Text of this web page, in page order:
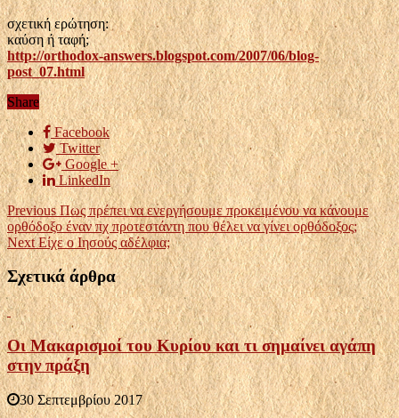
σχετική ερώτηση:
καύση ή ταφή;
http://orthodox-answers.blogspot.com/2007/06/blog-
post_07.html
Share
Facebook
Twitter
Google +
LinkedIn
PreviousΠως πρέπει να ενεργήσουμε προκειμένου να κάνουμε
ορθόδοξο έναν πχ προτεστάντη που θέλει να γίνει ορθόδοξος;
NextΕίχε ο Ιησούς αδέλφια;
Σχετικά άρθρα
Οι Μακαρισμοί του Κυρίου και τι σημαίνει αγάπη
στην πράξη
30 Σεπτεμβρίου 2017